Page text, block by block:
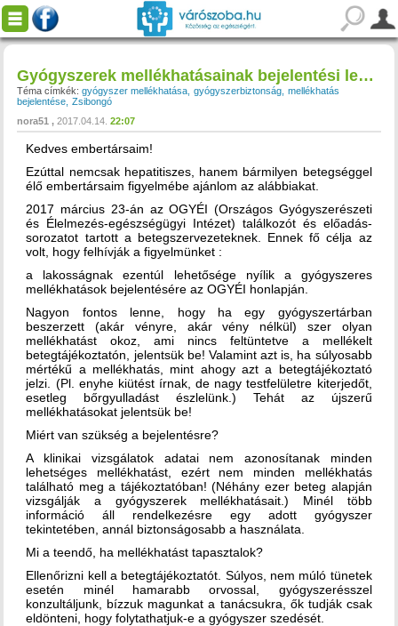
Gyógyszerek mellékhatásainak bejelentési lehetősége!
Téma címkék: gyógyszer mellékhatása gyógyszerbiztonság
mellékhatás
bejelentése
Zsibongó
nora51
2017.04.14. 22:07
Kedves embertársaim!
Ezúttal nemcsak hepatitiszes, hanem bármilyen betegséggel
élő embertársaim figyelmébe ajánlom az alábbiakat.
2017 március 23-án az OGYÉI (Országos Gyógyszerészeti
és Élelmezés-egészségügyi Intézet) találkozót és előadás-
sorozatot tartott a betegszervezeteknek. Ennek fő célja az
volt, hogy felhívják a figyelmünket :
a lakosságnak ezentúl lehetősége nyílik a gyógyszeres
mellékhatások bejelentésére az OGYÉI honlapján.
Nagyon fontos lenne, hogy ha egy gyógyszertárban
beszerzett (akár vényre, akár vény nélkül) szer olyan
mellékhatást okoz, ami nincs feltüntetve a mellékelt
betegtájékoztatón, jelentsük be! Valamint azt is, ha súlyosabb
mértékű a mellékhatás, mint ahogy azt a betegtájékoztató
jelzi. (Pl. enyhe kiütést írnak, de nagy testfelületre kiterjedőt,
esetleg bőrgyulladást észlelünk.) Tehát az újszerű
mellékhatásokat jelentsük be!
Miért van szükség a bejelentésre?
A klinikai vizsgálatok adatai nem azonosítanak minden
lehetséges mellékhatást, ezért nem minden mellékhatás
található meg a tájékoztatóban! (Néhány ezer beteg alapján
vizsgálják a gyógyszerek mellékhatásait.) Minél több
információ áll rendelkezésre egy adott gyógyszer
tekintetében, annál biztonságosabb a használata.
Mi a teendő, ha mellékhatást tapasztalok?
Ellenőrizni kell a betegtájékoztatót. Súlyos, nem múló tünetek
esetén minél hamarabb orvossal, gyógyszerésszel
konzultáljunk, bízzuk magunkat a tanácsukra, ők tudják csak
eldönteni, hogy folytathatjuk-e a gyógyszer szedését.